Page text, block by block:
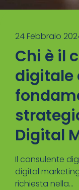
24 Febbraio
Chi è il
digitale
Digital
Il consulente
digital
richiesta nella...